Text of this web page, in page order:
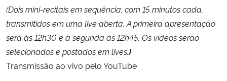
(Dois mini-recitais em sequência, com 15 minutos cada,
transmitidos em uma live aberta. A primeira apresentação
será às 12h30 e a segunda às 12h45. Os vídeos serão
selecionados e postados em lives.)
Transmissão ao vivo pelo YouTube